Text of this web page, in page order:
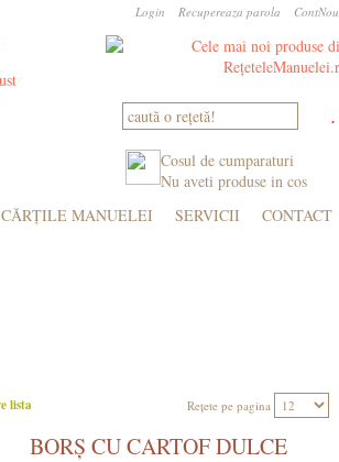
Login Recupereaza parola ContNou
Cosul de cumparaturi
Nu aveti produse in cos
CĂRȚILE MANUELEI SERVICII CONTACT
Rețete pe pagina
BORȘ CU CARTOF DULCE